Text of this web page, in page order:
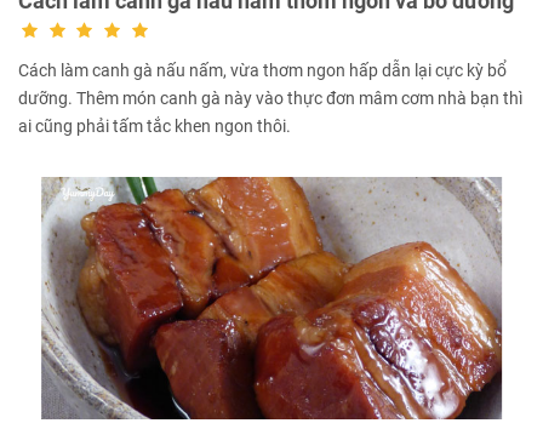
Cách làm canh gà nấu nấm, vừa thơm ngon hấp dẫn lại cực kỳ bổ
dưỡng. Thêm món canh gà này vào thực đơn mâm cơm nhà bạn thì
ai cũng phải tấm tắc khen ngon thôi.